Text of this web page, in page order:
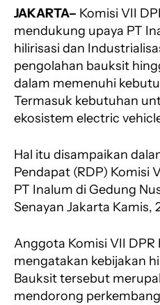
c
e
b
o
o
k
a
t
s
A
p
p
l
e
g
r
a
m
r
e
a
d
s
a
r
e
JAKARTA– Komisi VII
mendukung upaya PT
hilirisasi dan
pengolahan bauksit
dalam memenuhi
Termasuk kebutuhan
ekosistem electric
Hal itu disampaikan
Pendapat (RDP) Komisi
PT Inalum di Gedung
Senayan Jakarta Kamis,
Anggota Komisi VII
mengatakan kebijakan
Bauksit tersebut
mendorong